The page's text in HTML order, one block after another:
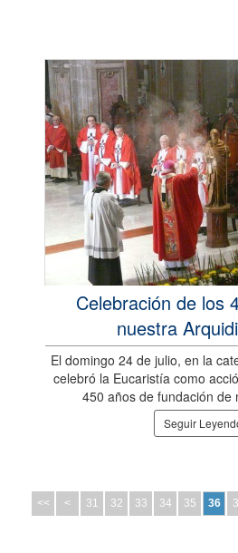
Celebración de los
nuestra
El domingo 24 de julio, en la
celebró la Eucaristía como
450 años de fundación de
Seguir
<< < 31 32 33 34 35 36